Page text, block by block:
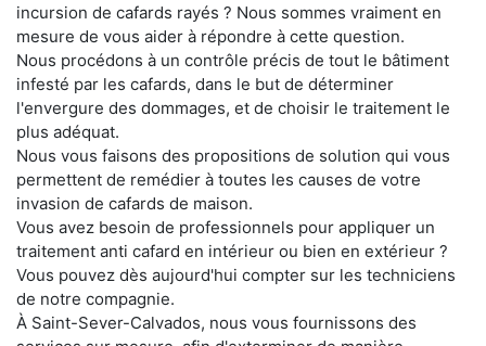
incursion de cafards rayés ? Nous sommes vraiment en
mesure de vous aider à répondre à cette question.
Nous procédons à un contrôle précis de tout le bâtiment
infesté par les cafards, dans le but de déterminer
l'envergure des dommages, et de choisir le traitement le
plus adéquat.
Nous vous faisons des propositions de solution qui vous
permettent de remédier à toutes les causes de votre
invasion de cafards de maison.
Vous avez besoin de professionnels pour appliquer un
traitement anti cafard en intérieur ou bien en extérieur ?
Vous pouvez dès aujourd'hui compter sur les techniciens
de notre compagnie.
À Saint-Sever-Calvados, nous vous fournissons des